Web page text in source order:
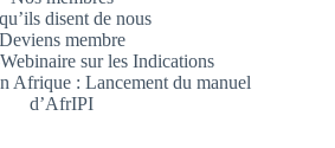
disent de nous
Deviens membre
sur les Indications
Afrique : Lancement du manuel
d’AfrIPI